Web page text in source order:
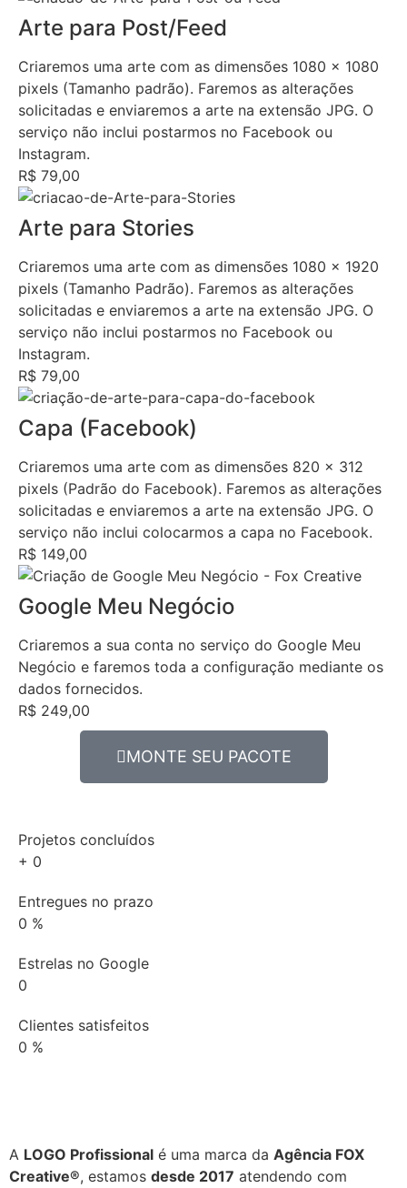
Arte para Post/Feed
Criaremos uma arte com as dimensões 1080 x 1080
pixels (Tamanho padrão). Faremos as alterações
solicitadas e enviaremos a arte na extensão JPG. O
serviço não inclui postarmos no Facebook ou
Instagram.
R$ 79,00
Arte para Stories
Criaremos uma arte com as dimensões 1080 x 1920
pixels (Tamanho Padrão). Faremos as alterações
solicitadas e enviaremos a arte na extensão JPG. O
serviço não inclui postarmos no Facebook ou
Instagram.
R$ 79,00
Capa (Facebook)
Criaremos uma arte com as dimensões 820 x 312
pixels (Padrão do Facebook). Faremos as alterações
solicitadas e enviaremos a arte na extensão JPG. O
serviço não inclui colocarmos a capa no Facebook.
R$ 149,00
Google Meu Negócio
Criaremos a sua conta no serviço do Google Meu
Negócio e faremos toda a configuração mediante os
dados fornecidos.
R$ 249,00
MONTE SEU PACOTE
Projetos concluídos
+ 0
Entregues no prazo
0 %
Estrelas no Google
0
Clientes satisfeitos
0 %
A LOGO Profissional é uma marca da Agência FOX
Creative®, estamos desde 2017 atendendo com